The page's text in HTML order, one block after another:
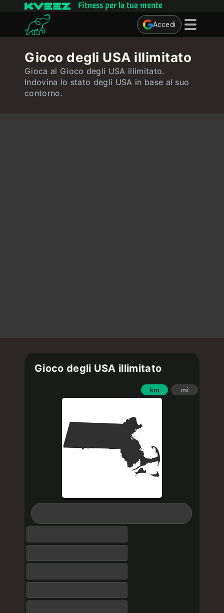
Fitness per la tua mente
Accedi
Quiz
Utente
Gioco degli USA illimitato
Gioca al Gioco degli USA illimitato.
Indovina lo stato degli USA in base al suo
contorno.
Gioco degli USA illimitato
km mi